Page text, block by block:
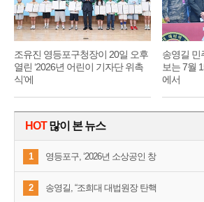
조유진 영등포구청장이 20일 오후
열린 ‘2026년 어린이 기자단 위촉
식’에
송영길 민
보는 7월
에서
HOT많이 본 뉴스
1 영등포구, ‘2026년 소상공인 창
2 송영길, “조희대 대법원장 탄핵